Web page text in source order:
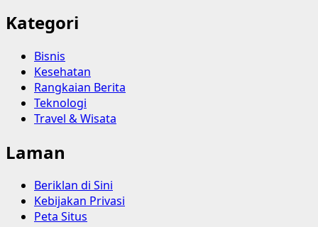
Kategori
Bisnis
Kesehatan
Rangkaian Berita
Teknologi
Travel & Wisata
Laman
Beriklan di Sini
Kebijakan Privasi
Peta Situs